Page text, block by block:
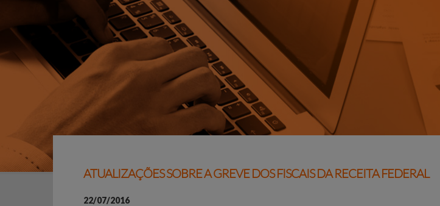
ATUALIZAÇÕES SOBRE A GREVE DOS FISCAIS DA RECEITA FEDERAL
22/07/2016